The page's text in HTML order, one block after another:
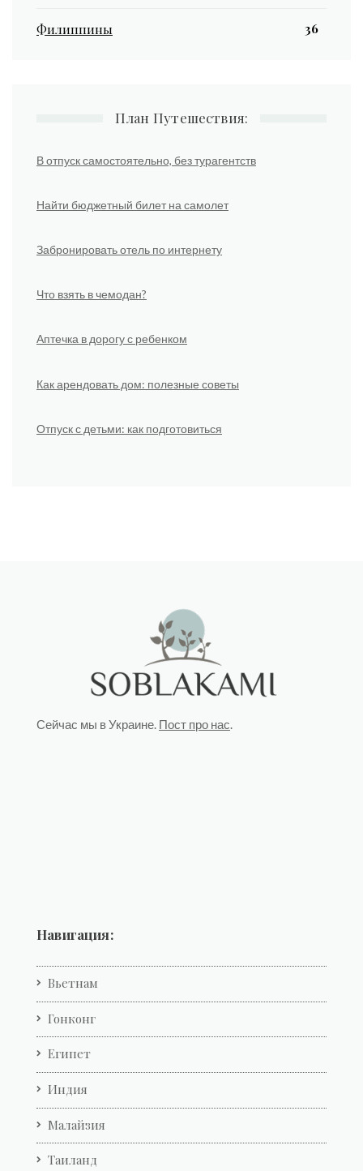
Филиппины 36
План Путешествия:
В отпуск самостоятельно, без турагентств
Найти бюджетный билет на самолет
Забронировать отель по интернету
Что взять в чемодан?
Аптечка в дорогу с ребенком
Как арендовать дом: полезные советы
Отпуск с детьми: как подготовиться
Сейчас мы в Украине. Пост про нас.
Навигация:
Вьетнам
Гонконг
Египет
Индия
Малайзия
Таиланд